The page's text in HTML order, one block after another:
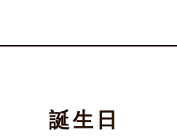
誕生日